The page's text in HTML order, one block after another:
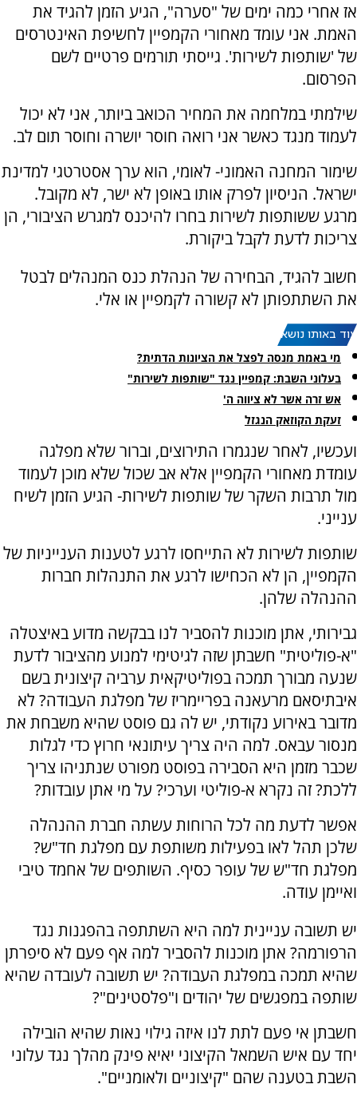
‏אז אחרי כמה ימים של "סערה", הגיע הזמן להגיד את
האמת. ‏אני עומד מאחורי הקמפיין לחשיפת האינטרסים
של 'שותפות לשירות'. גייסתי תורמים פרטיים לשם
הפרסום.
‏שילמתי במלחמה את המחיר הכואב ביותר, אני לא יכול
לעמוד מנגד כאשר אני רואה חוסר יושרה וחוסר תום לב.
‏שימור המחנה האמוני- לאומי, הוא ערך אסטרטגי למדינת
ישראל. הניסיון לפרק אותו באופן לא ישר, לא מקובל.
‏מרגע ששותפות לשירות בחרו להיכנס למגרש הציבורי, הן
צריכות לדעת לקבל ביקורת.
‏חשוב להגיד, הבחירה של הנהלת כנס המנהלים לבטל
את השתתפותן לא קשורה לקמפיין או אלי.
עוד באותו נושא:
מי באמת מנסה לפצל את הציונות הדתית?
בעלוני השבת: קמפיין נגד "שותפות לשירות"
אש זרה אשר לא ציווה ה'
זעקת הקוזאק הנגזל
‏ועכשיו, לאחר שנגמרו התירוצים, וברור שלא מפלגה
עומדת מאחורי הקמפיין אלא אב שכול שלא מוכן לעמוד
מול תרבות השקר של שותפות לשירות- הגיע הזמן לשיח
ענייני.
‏שותפות לשירות לא התייחסו לרגע לטענות הענייניות של
הקמפיין, הן לא הכחישו לרגע את התנהלות חברות
ההנהלה שלהן.
‏גבירותי, אתן מוכנות להסביר לנו בבקשה מדוע באיצטלה
"א-פוליטית" חשבתן שזה לגיטימי למנוע מהציבור לדעת
שנעה מבורך תמכה בפוליטיקאית ערביה קיצונית בשם
איבתיסאם מרעאנה בפריימריז של מפלגת העבודה? לא
מדובר באירוע נקודתי, יש לה גם פוסט שהיא משבחת את
מנסור עבאס. למה היה צריך עיתונאי חרוץ כדי לגלות
שכבר מזמן היא הסבירה בפוסט מפורט שנתניהו צריך
ללכת? זה נקרא א-פוליטי וערכי? על מי אתן עובדות?
‏אפשר לדעת מה לכל הרוחות עשתה חברת ההנהלה
שלכן תהל לאו בפעילות משותפת עם מפלגת חד"ש?
מפלגת חד"ש של עופר כסיף. השותפים של אחמד טיבי
ואיימן עודה.
‏יש תשובה עניינית למה היא השתתפה בהפגנות נגד
הרפורמה? אתן מוכנות להסביר למה אף פעם לא סיפרתן
שהיא תמכה במפלגת העבודה? יש תשובה לעובדה שהיא
שותפה במפגשים של יהודים ו"פלסטינים"?
‏חשבתן אי פעם לתת לנו איזה גילוי נאות שהיא הובילה
יחד עם איש השמאל הקיצוני יאיא פינק מהלך נגד עלוני
השבת בטענה שהם "קיצוניים ולאומניים".